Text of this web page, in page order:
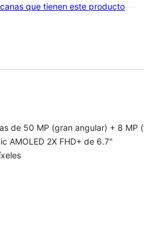
que tienen este producto
de 50 MP (gran angular) + 8 MP
AMOLED 2X FHD+ de 6.7"